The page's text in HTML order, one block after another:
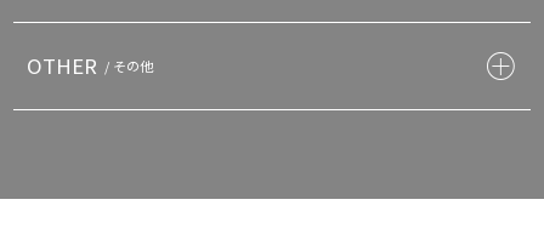
OTHER / その他